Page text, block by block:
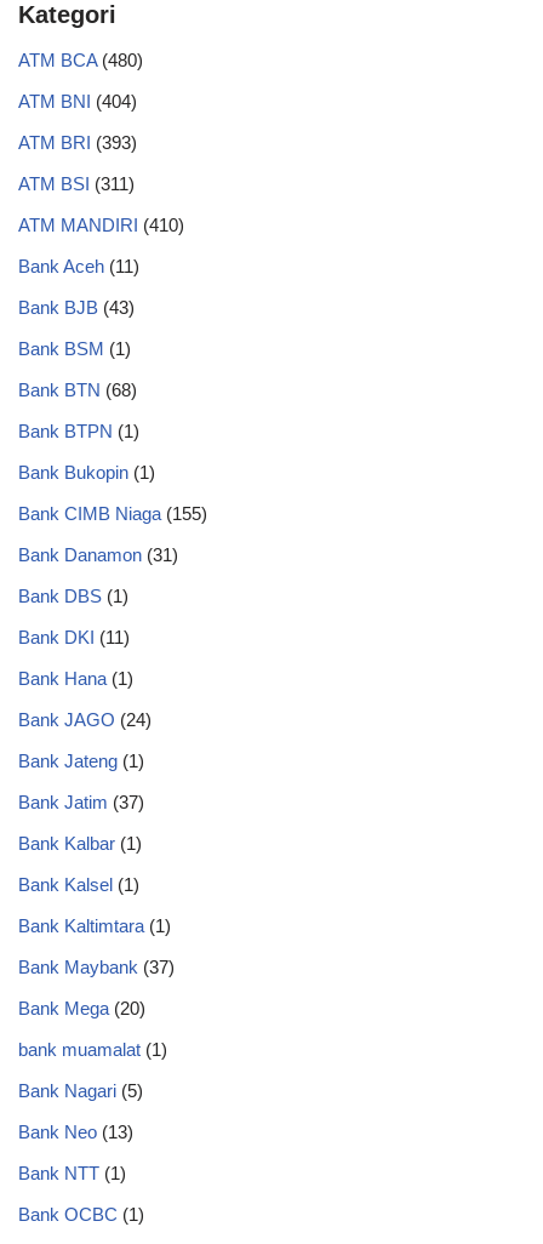
Kategori
ATM BCA(480)
ATM BNI (404)
ATM BRI (393)
ATM BSI (311)
ATM MANDIRI (410)
Bank Aceh (11)
Bank BJB (43)
Bank BSM (1)
Bank BTN (68)
Bank BTPN (1)
Bank Bukopin (1)
Bank CIMB Niaga (155)
Bank Danamon (31)
Bank DBS (1)
Bank DKI (11)
Bank Hana (1)
Bank JAGO (24)
Bank Jateng (1)
Bank Jatim (37)
Bank Kalbar (1)
Bank Kalsel (1)
Bank Kaltimtara (1)
Bank Maybank (37)
Bank Mega (20)
bank muamalat (1)
Bank Nagari (5)
Bank Neo (13)
Bank NTT (1)
Bank OCBC (1)